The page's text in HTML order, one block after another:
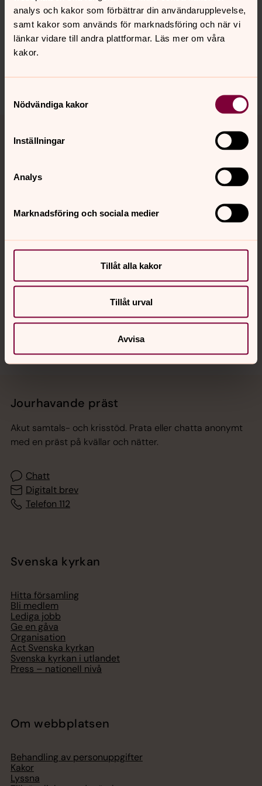
analys och kakor som förbättrar din användarupplevelse,
samt kakor som används för marknadsföring och när vi
länkar vidare till andra plattformar. Läs mer om våra
kakor.
Nödvändiga kakor
Inställningar
Analys
Marknadsföring och sociala medier
Tillåt alla kakor
Tillåt urval
Avvisa
Synpunkter eller frågor på sidans
innehåll?
huskvarna.pastorat@svenskakyrkan.se
Kontakt
Jourhavande präst
Akut samtals- och krisstöd. Prata eller chatta anonymt
med en präst på kvällar och nätter.
Chatt
Digitalt brev
Telefon 112
Svenska kyrkan
Hitta församling
Bli medlem
Lediga jobb
Ge en gåva
Organisation
Act Svenska kyrkan
Svenska kyrkan i utlandet
Press – nationell nivå
Om webbplatsen
Behandling av personuppgifter
Kakor
Lyssna